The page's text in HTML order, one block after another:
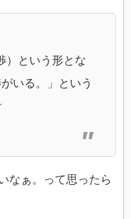
）という形とな
いる。」という
なぁ。って思ったら